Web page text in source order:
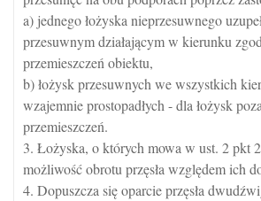
a) jednego łożyska nieprzesuwnego
przesuwnym działającym w kierunku
przemieszczeń obiektu,
b) łożysk przesuwnych we wszystkich
wzajemnie prostopadłych - dla łożysk
przemieszczeń.
3. Łożyska, o których mowa w ust. 2 pkt
możliwość obrotu przęsła względem ich
4. Dopuszcza się oparcie przęsła